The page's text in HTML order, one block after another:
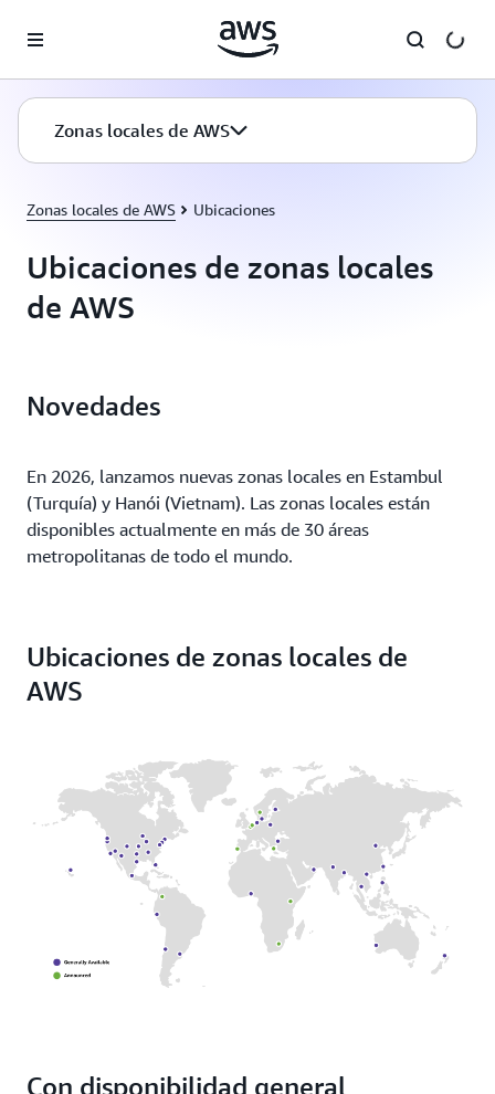
Zonas locales de AWS
Zonas locales de AWS Ubicaciones
Ubicaciones de zonas locales
de AWS
Novedades
En 2026, lanzamos nuevas zonas locales en Estambul
(Turquía) y Hanói (Vietnam). Las zonas locales están
disponibles actualmente en más de 30 áreas
metropolitanas de todo el mundo.
Ubicaciones de zonas locales de
AWS
Con disponibilidad general